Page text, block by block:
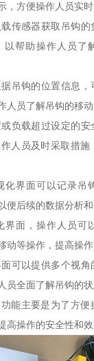
，方便操作人员实时
传感器获取吊钩
以帮助操作人员了
吊钩的位置信息
人员了解吊钩的移动
负载超过设定的
人员及时采取措施
化界面可以记录吊
便后续的数据分析和
界面，操作人员可
动等操作，提高操作
可以提供多个视
员全面了解吊钩的状
能主要是为了方便
高操作的安全性和效